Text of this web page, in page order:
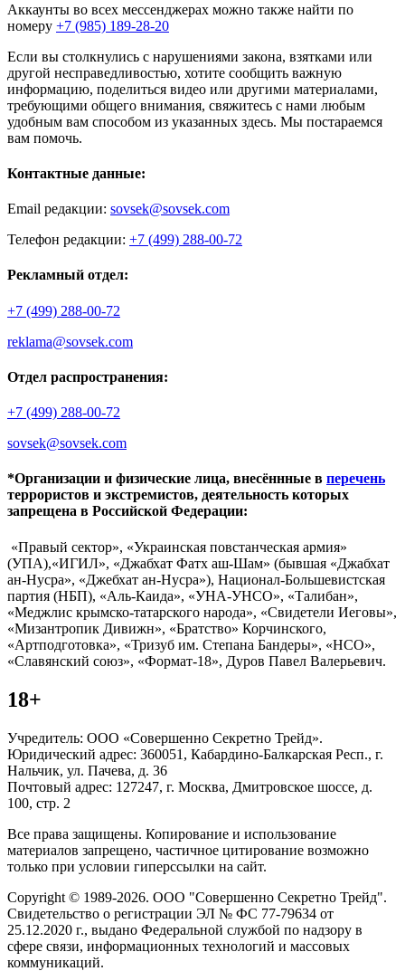
Аккаунты во всех мессенджерах можно также найти по
номеру +7 (985) 189-28-20
Если вы столкнулись с нарушениями закона, взятками или
другой несправедливостью, хотите сообщить важную
информацию, поделиться видео или другими материалами,
требующими общего внимания, свяжитесь с нами любым
удобным вам способом из указанных здесь. Мы постараемся
вам помочь.
Контактные данные:
Email редакции: sovsek@sovsek.com
Телефон редакции: +7 (499) 288-00-72
Рекламный отдел:
+7 (499) 288-00-72
reklama@sovsek.com
Отдел распространения:
+7 (499) 288-00-72
sovsek@sovsek.com
*Организации и физические лица, внесённные в перечень
террористов и экстремистов, деятельность которых
запрещена в Российской Федерации:
«Правый сектор», «Украинская повстанческая армия»
(УПА),«ИГИЛ», «Джабхат Фатх аш-Шам» (бывшая «Джабхат
ан-Нусра», «Джебхат ан-Нусра»), Национал-Большевистская
партия (НБП), «Аль-Каида», «УНА-УНСО», «Талибан»,
«Меджлис крымско-татарского народа», «Свидетели Иеговы»,
«Мизантропик Дивижн», «Братство» Корчинского,
«Артподготовка», «Тризуб им. Степана Бандеры», «НСО»,
«Славянский союз», «Формат-18», Дуров Павел Валерьевич.
18+
Учредитель: ООО «Совершенно Секретно Трейд».
Юридический адрес: 360051, Кабардино-Балкарская Респ., г.
Нальчик, ул. Пачева, д. 36
Почтовый адрес: 127247, г. Москва, Дмитровское шоссе, д.
100, стр. 2
Все права защищены. Копирование и использование
материалов запрещено, частичное цитирование возможно
только при условии гиперссылки на сайт.
Copyright © 1989-2026. ООО "Совершенно Секретно Трейд".
Свидетельство о регистрации ЭЛ № ФС 77-79634 от
25.12.2020 г., выдано Федеральной службой по надзору в
сфере связи, информационных технологий и массовых
коммуникаций.